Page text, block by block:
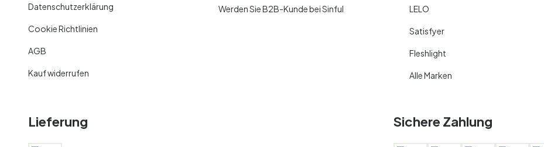
Datenschutzerklärung
Cookie Richtlinien
AGB
Kauf widerrufen
Werden Sie B2B-Kunde bei Sinful LELO
Satisfyer
Fleshlight
Alle Marken
Lieferung Sichere Zahlung